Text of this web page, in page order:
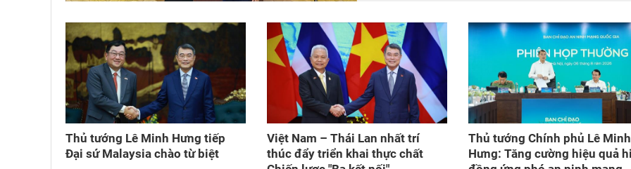
Thủ tướng Lê Minh Hưng tiếp
Đại sứ Malaysia chào từ biệt
Việt Nam – Thái Lan nhất trí
thúc đẩy triển khai thực chất
Thủ tướng Chính phủ Lê Minh
Hưng: Tăng cường hiệu quả